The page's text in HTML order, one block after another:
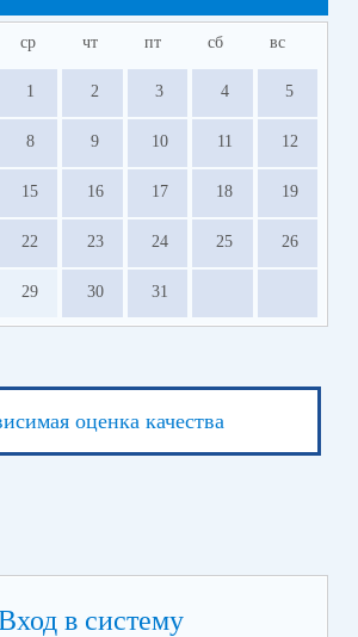
ср чт пт сб вс
1 2 3 4 5
8 9 10 11 12
15 16 17 18 19
22 23 24 25 26
29 30 31
оценка качества
в систему